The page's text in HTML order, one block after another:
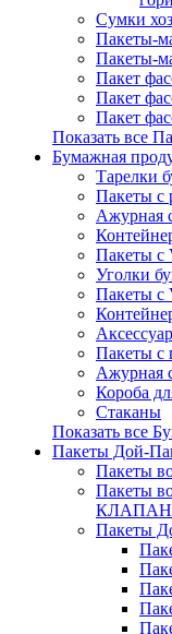
Сумки
Пакеты-
Пакеты-
Пакет
Пакет
Пакет
Показать все
Бумажная
Тарелки
Пакеты с
Ажурная
Пакеты с
Уголки
Пакеты с
Пакеты с
Ажурная
Короба
Стаканы
Показать все
Пакеты Дой-
Пакеты
Пакеты
Пакеты